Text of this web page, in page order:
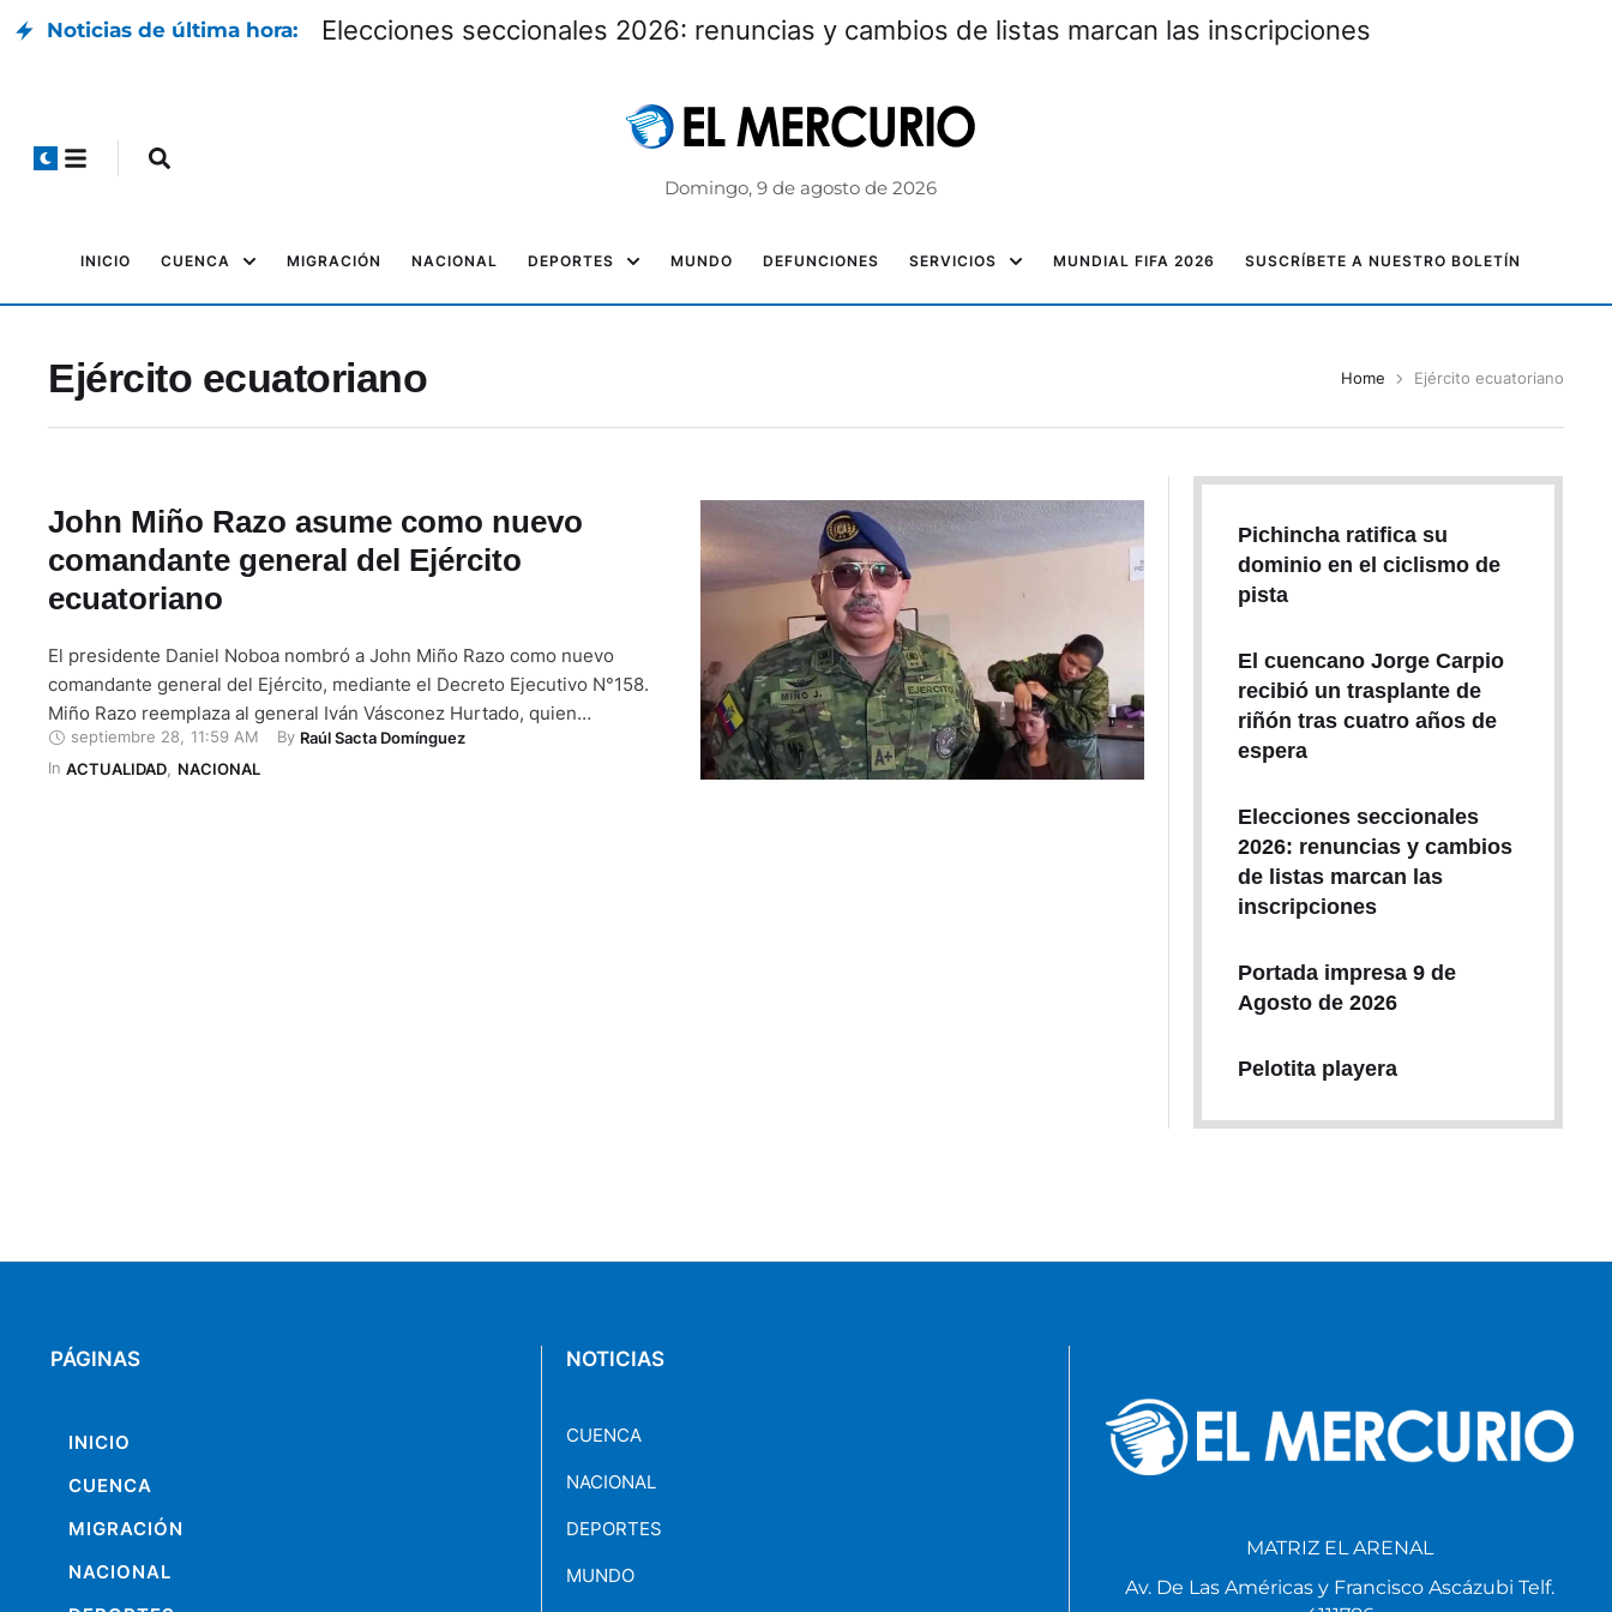
Noticias de última hora: Elecciones seccionales 2026: renuncias y cambios de listas marcan las inscripciones
Domingo, 9 de agosto de 2026
INICIO CUENCA MIGRACIÓN NACIONAL DEPORTES MUNDO DEFUNCIONES SERVICIOS MUNDIAL FIFA 2026 SUSCRÍBETE A NUESTRO BOLETÍN
Ejército ecuatoriano Home Ejército ecuatoriano
John Miño Razo asume como nuevo
comandante general del Ejército
ecuatoriano
El presidente Daniel Noboa nombró a John Miño Razo como nuevo
comandante general del Ejército, mediante el Decreto Ejecutivo N°158.
Miño Razo reemplaza al general Iván Vásconez Hurtado, quien
permaneció en el cargo menos de un mes. El cambio ocurre en un
momento de alta violencia en Ecuador. Durante el primer semestre de
septiembre 28 11:59 AM By Raúl Sacta Domínguez
In ACTUALIDAD, NACIONAL
Pichincha ratifica su
dominio en el ciclismo de
pista
El cuencano Jorge Carpio
recibió un trasplante de
riñón tras cuatro años de
espera
Elecciones seccionales
2026: renuncias y cambios
de listas marcan las
inscripciones
Portada impresa 9 de
Agosto de 2026
Pelotita playera
PÁGINAS
INICIO
CUENCA
MIGRACIÓN
NACIONAL
NOTICIAS
CUENCA
NACIONAL
DEPORTES
MUNDO
MATRIZ EL ARENAL
Av. De Las Américas y Francisco Ascázubi Telf.